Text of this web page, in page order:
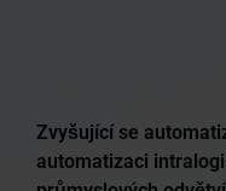
Zvyšující se
automatizaci